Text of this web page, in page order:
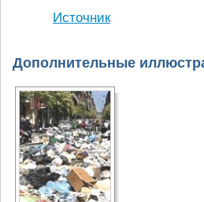
Источник
Дополнительные